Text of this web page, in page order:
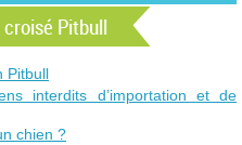
Pitbull
Pitbull
interdits d’importation et de
chien ?